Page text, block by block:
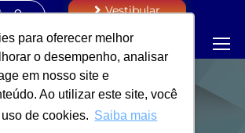
para oferecer melhor
o desempenho, analisar
em nosso site e
Ao utilizar este site, você
de cookies. Saiba mais
Vestibular